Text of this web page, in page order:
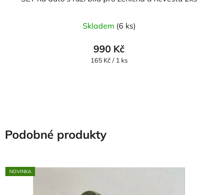
hodnocení
produktu
je
Skladem (6 ks)
990 Kč
Měrná
165 Kč / 1 ks
Podobné produkty
NOVINKA